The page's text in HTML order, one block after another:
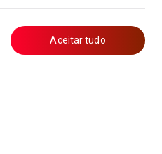
Aceitar tudo